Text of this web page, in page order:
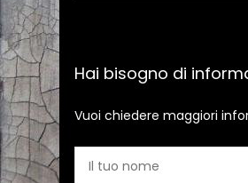
Hai bisogno di
Vuoi chiedere maggiori